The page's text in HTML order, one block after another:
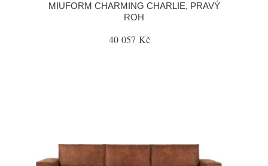
MIUFORM CHARMING CHARLIE, PRAVÝ
ROH
40 057 Kč